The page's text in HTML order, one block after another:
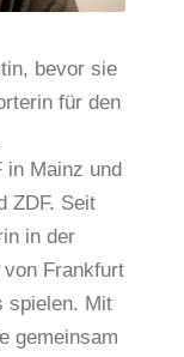
bevor sie
für den
in Mainz und
ZDF. Seit
in der
Frankfurt
spielen. Mit
gemeinsam